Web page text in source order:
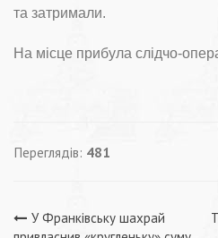
та затримали.
На місце прибула слідчо-
Переглядів: 481
Навігація
У Франківську шахрай